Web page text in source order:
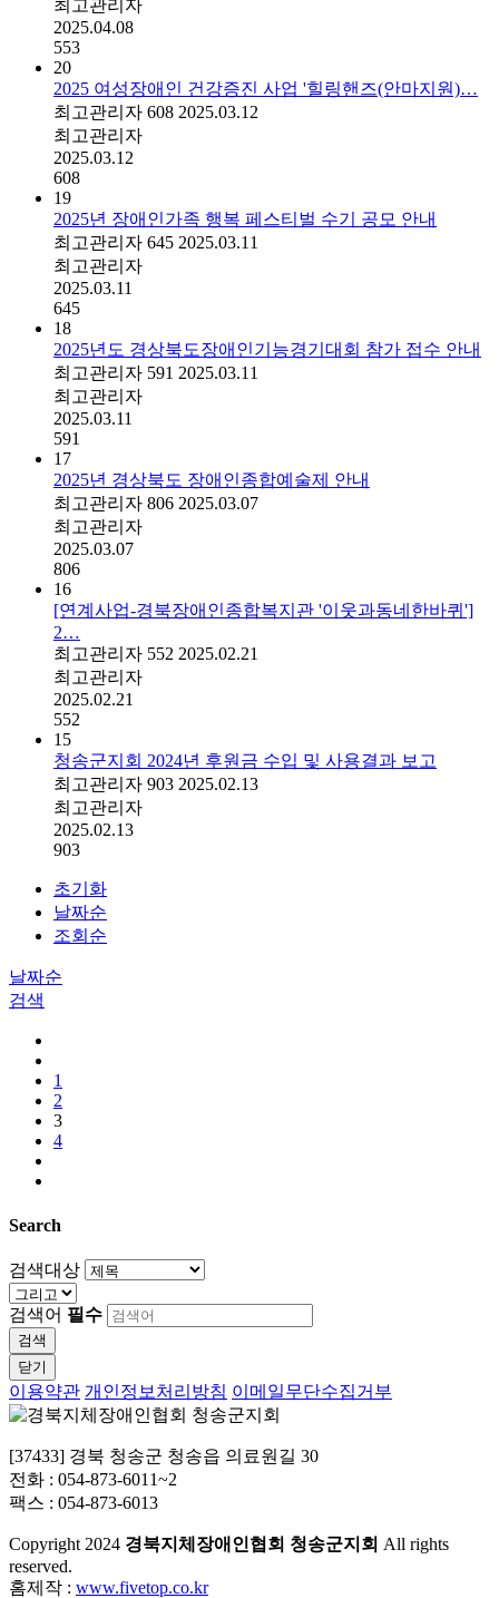
최고관리자
2025.04.08
553
20
2025 여성장애인 건강증진 사업 '힐링핸즈(안마지원)…
최고관리자 608 2025.03.12
최고관리자
2025.03.12
608
19
2025년 장애인가족 행복 페스티벌 수기 공모 안내
최고관리자 645 2025.03.11
최고관리자
2025.03.11
645
18
2025년도 경상북도장애인기능경기대회 참가 접수 안내
최고관리자 591 2025.03.11
최고관리자
2025.03.11
591
17
2025년 경상북도 장애인종합예술제 안내
최고관리자 806 2025.03.07
최고관리자
2025.03.07
806
16
[연계사업-경북장애인종합복지관 '이웃과동네한바퀴']
2…
최고관리자 552 2025.02.21
최고관리자
2025.02.21
552
15
청송군지회 2024년 후원금 수입 및 사용결과 보고
최고관리자 903 2025.02.13
최고관리자
2025.02.13
903
초기화
날짜순
조회순
날짜순
검색
1
2
3
4
Search
검색대상
검색어 필수
검색
닫기
이용약관 개인정보처리방침 이메일무단수집거부
[37433] 경북 청송군 청송읍 의료원길 30
전화 : 054-873-6011~2
팩스 : 054-873-6013
Copyright 2024 경북지체장애인협회 청송군지회 All rights
reserved.
홈제작 : www.fivetop.co.kr